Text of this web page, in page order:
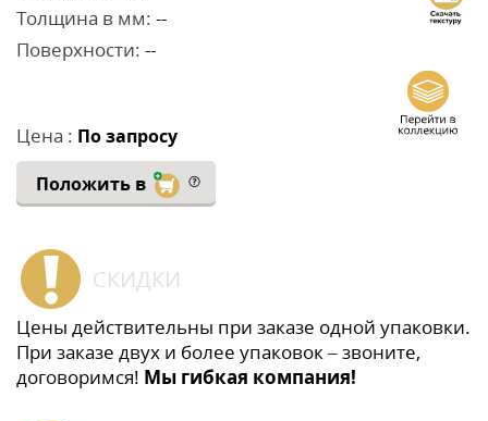
Толщина в мм: --
Поверхности: --
Цена : По запросу
Положить в
СКИДКИ
Цены действительны при заказе одной упаковки.
При заказе двух и более упаковок – звоните,
договоримся! Мы гибкая компания!